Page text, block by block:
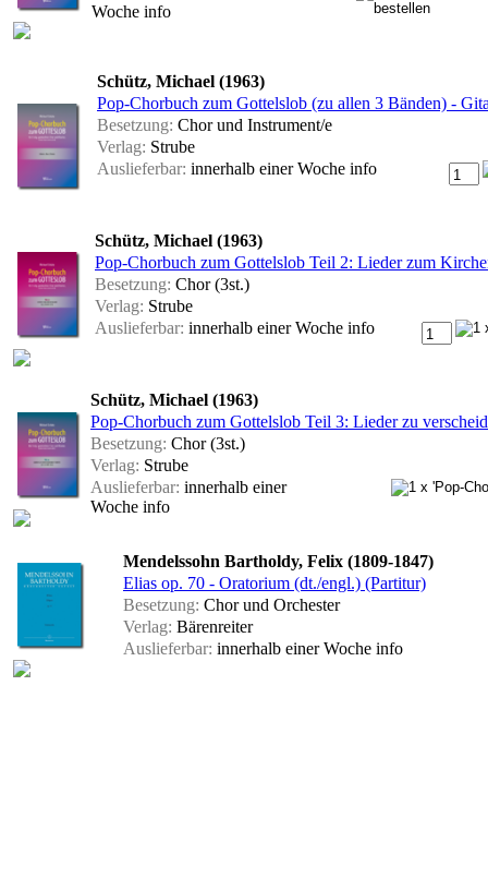
Woche info
Schütz, Michael (1963)
Pop-Chorbuch zum Gottelslob (zu allen 3 Bänden) -
Besetzung: Chor und Instrument/e
Verlag: Strube
Auslieferbar: innerhalb einer Woche info
Schütz, Michael (1963)
Pop-Chorbuch zum Gottelslob Teil 2: Lieder zum
Besetzung: Chor (3st.)
Verlag: Strube
Auslieferbar: innerhalb einer Woche info
Schütz, Michael (1963)
Pop-Chorbuch zum Gottelslob Teil 3: Lieder zu
Besetzung: Chor (3st.)
Verlag: Strube
Auslieferbar: innerhalb einer
Woche info
Mendelssohn Bartholdy, Felix (1809-1847)
Elias op. 70 - Oratorium (dt./engl.) (Partitur)
Besetzung: Chor und Orchester
Verlag: Bärenreiter
Auslieferbar: innerhalb einer Woche info